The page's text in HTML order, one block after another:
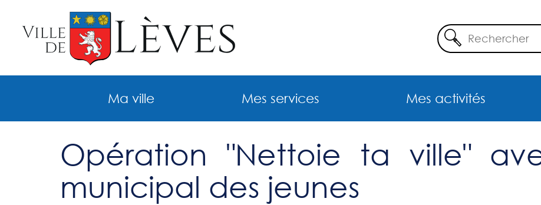
Ma ville Mes services Mes activités
Opération "Nettoie ta ville"
municipal des jeunes